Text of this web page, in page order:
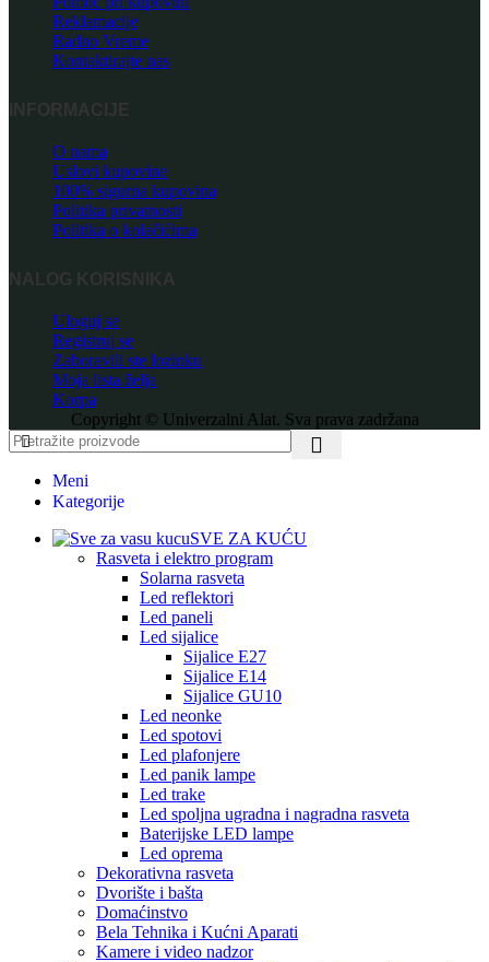
Reklamacije
Radno Vreme
Kontaktirajte nas
INFORMACIJE
O nama
Uslovi kupovine
100% sigurna kupovina
Politika privatnosti
Politika o kolačićima
NALOG KORISNIKA
Uloguj se
Registruj se
Zaboravili ste lozinku
Moja lista želja
Korpa
Copyright © Univerzalni Alat. Sva prava zadržana
Meni
Kategorije
SVE ZA KUĆU
Rasveta i elektro program
Solarna rasveta
Led reflektori
Led paneli
Led sijalice
Sijalice E27
Sijalice E14
Sijalice GU10
Led neonke
Led spotovi
Led plafonjere
Led panik lampe
Led trake
Led spoljna ugradna i nagradna rasveta
Baterijske LED lampe
Led oprema
Dekorativna rasveta
Dvorište i bašta
Domaćinstvo
Bela Tehnika i Kućni Aparati
Kamere i video nadzor